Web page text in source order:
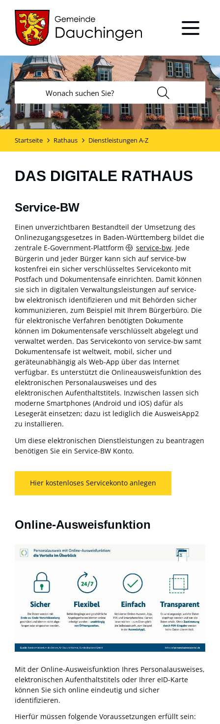
Startseite Rathaus Dienstleistungen A-Z
DAS DIGITALE RATHAUS
Service-BW
Einen unverzichtbaren Bestandteil der Umsetzung des
Onlinezugangsgesetzes in Baden-Württemberg bildet die
zentrale E-Government-Plattform
service-bw. Jede
Bürgerin und jeder Bürger kann sich auf service-bw
kostenfrei ein sicher verschlüsseltes Servicekonto mit
Postfach und Dokumentensafe einrichten. Damit können
sie sich in digitalen Verwaltungsleistungen auf service-
bw elektronisch identifizieren und mit Behörden sicher
kommunizieren, zum Beispiel mit Ihrem Bürgerbüro. Die
für elektronische Verfahren benötigten Dokumente
können im Dokumentensafe verschlüsselt abgelegt und
verwaltet werden. Das Servicekonto von service-bw samt
Dokumentensafe ist weltweit, mobil, sicher und
geräteunabhängig als Web-App über das Internet
verfügbar. Es unterstützt die Onlineausweisfunktion des
elektronischen Personalausweises und des
elektronischen Aufenthaltstitels. Inzwischen lassen sich
moderne Smartphones (Android und iOS) dafür als
Lesegerät einsetzen; dazu ist lediglich die AusweisApp2
zu installieren.
Um diese elektronischen Dienstleistungen zu beantragen
benötigen Sie ein Service-BW Konto.
Hier kostenloses Servicekonto anlegen
Online-Ausweisfunktion
Mit der Online-Ausweisfunktion Ihres Personalausweises,
elektronischen Aufenthaltstitels oder Ihrer eID-Karte
können Sie sich online eindeutig und sicher
identifizieren.
Hierfür müssen folgende Voraussetzungen erfüllt sein: